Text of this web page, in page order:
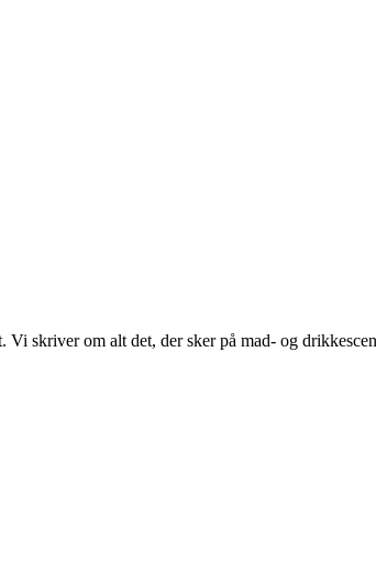
skriver om alt det, der sker på mad- og